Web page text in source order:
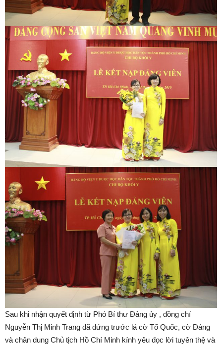
Sau khi nhận quyết định từ Phó Bí thư Đảng ủy , đồng chí
Nguyễn Thị Minh Trang đã đứng trước lá cờ Tổ Quốc, cờ Đảng
và chân dung Chủ tịch Hồ Chí Minh kính yêu đọc lời tuyên thệ và